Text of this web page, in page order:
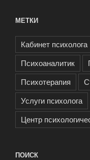
МЕТКИ
Кабинет психолога
Психоаналитик
Психотерапия
Услуги психолога
Центр
ПОИСК